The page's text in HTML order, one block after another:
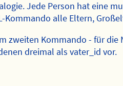
Jede Person hat eine
Kommando alle Eltern,
zweiten Kommando - für die
dreimal als vater_id vor.